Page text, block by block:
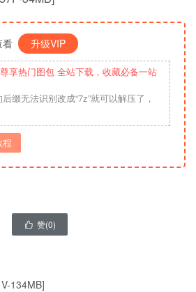
看 升级VIP
享热门图包 全站下载，收藏必备一站
缀无法识别改成“7z”就可以解压了，
程
 赞(0)
134MB]